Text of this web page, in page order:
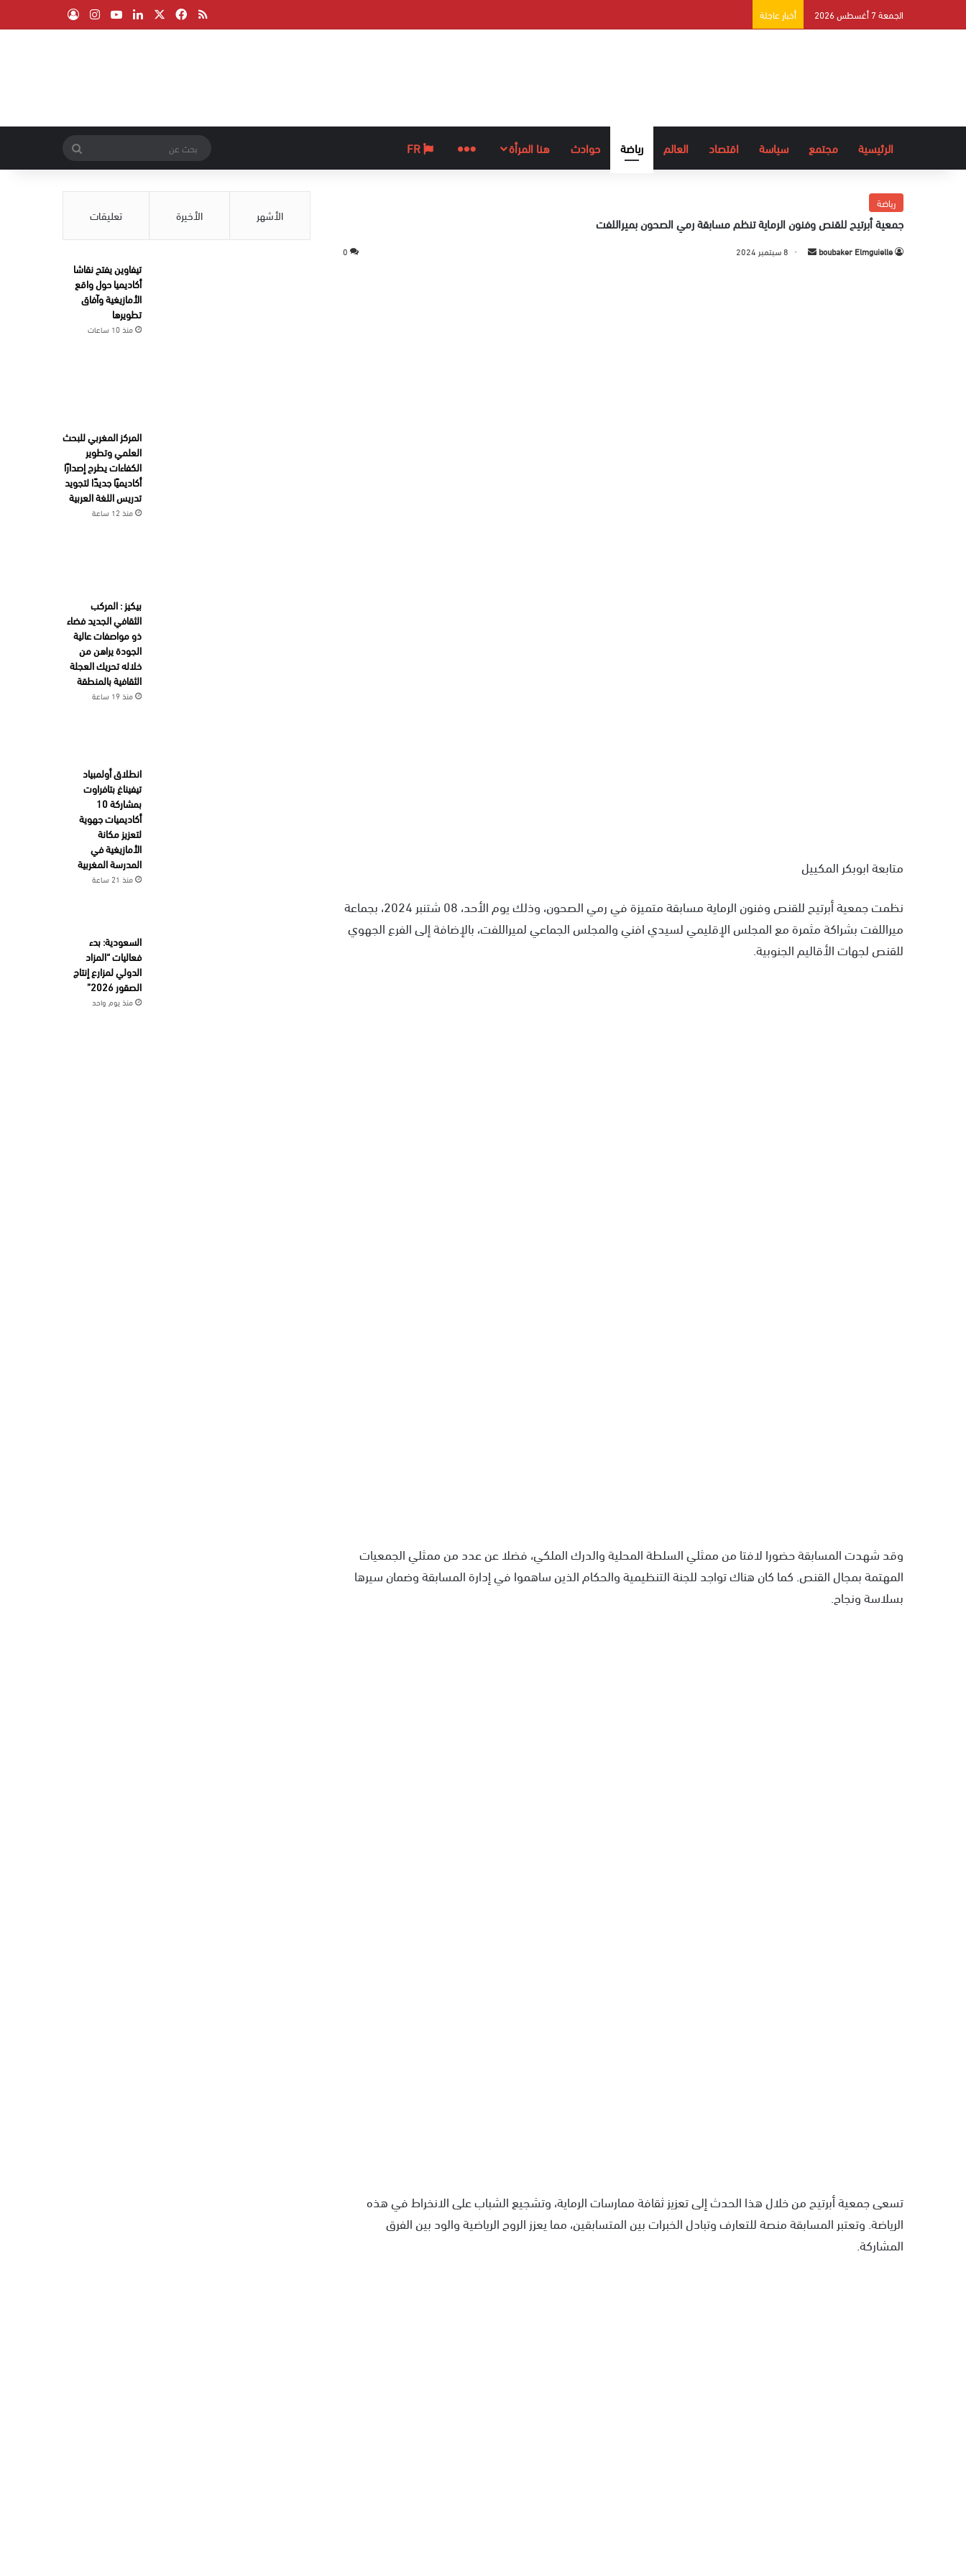
الجمعة 7 أغسطس 2026 أخبار عاجلة ملخص الموقع RSS
فيسبوك لينكدإن ‫YouTube
انستقرام
الرئيسية مجتمع سياسة اقتصاد العالم رياضة حوادث هنا المرأة المزيد
عن
رياضة
جمعية أبرتيح للقنص وفنون الرماية تنظم مسابقة رمي الصحون بميراللفت
boubaker Elmguielle 8 سبتمبر 2024 0
متابعة ابوبكر المكييل
نظمت جمعية أبرتيح للقنص وفنون الرماية مسابقة متميزة في رمي الصحون، وذلك يوم الأحد، 08 شتنبر 2024، بجماعة
ميراللفت بشراكة مثمرة مع المجلس الإقليمي لسيدي افني والمجلس الجماعي لميراللفت، بالإضافة إلى الفرع الجهوي
للقنص لجهات الأقاليم الجنوبية.
وقد شهدت المسابقة حضورا لافتا من ممثلي السلطة المحلية والدرك الملكي، فضلا عن عدد من ممثلي الجمعيات
المهتمة بمجال القنص. كما كان هناك تواجد للجنة التنظيمية والحكام الذين ساهموا في إدارة المسابقة وضمان سيرها
بسلاسة ونجاح.
تسعى جمعية أبرتيح من خلال هذا الحدث إلى تعزيز ثقافة ممارسات الرماية، وتشجيع الشباب على الانخراط في هذه
الرياضة. وتعتبر المسابقة منصة للتعارف وتبادل الخبرات بين المتسابقين، مما يعزز الروح الرياضية والود بين الفرق
المشاركة.
الأشهر الأخيرة تعليقات
تيفاوين يفتح نقاشا
أكاديميا حول واقع
الأمازيغية وآفاق
تطويرها
منذ 10 ساعات
المركز المغربي للبحث
العلمي وتطوير
الكفاءات يطرح إصدارًا
أكاديميًا جديدًا لتجويد
تدريس اللغة العربية
منذ 12 ساعة
بيكيز : المركب
الثقافي الجديد فضاء
ذو مواصفات عالية
الجودة يراهن من
خلاله تحريك العجلة
الثقافية بالمنطقة
منذ 19 ساعة
انطلاق أولمبياد
تيفيناغ بتافراوت
بمشاركة 10
أكاديميات جهوية
لتعزيز مكانة
الأمازيغية في
المدرسة المغربية
منذ 21 ساعة
السعودية: بدء
فعاليات “المزاد
الدولي لمزارع إنتاج
الصقور 2026”
منذ يوم واحد